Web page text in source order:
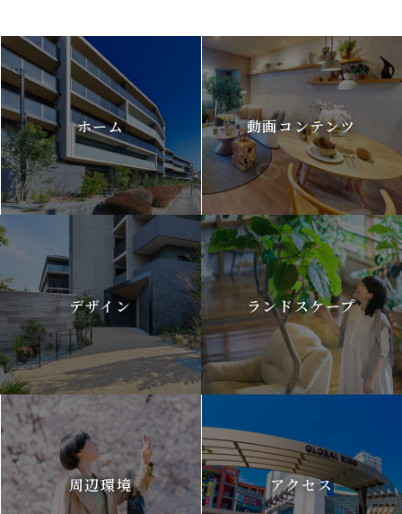
ホーム 動画コンテンツ
デザイン ランドスケープ
周辺環境 アクセス